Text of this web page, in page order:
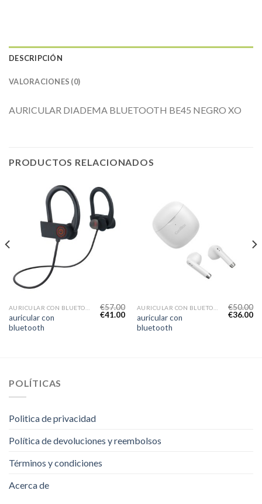
DESCRIPCIÓN
VALORACIONES (0)
AURICULAR DIADEMA BLUETOOTH BE45 NEGRO XO
PRODUCTOS RELACIONADOS
auricular con
bluetooth
€57.00
€41.00
auricular con
bluetooth
€50.00
€36.00
POLÍTICAS
Politica de privacidad
Política de devoluciones y reembolsos
Términos y condiciones
Acerca de